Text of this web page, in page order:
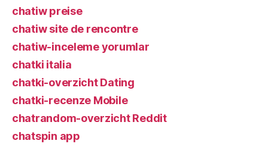
chatiw preise
chatiw site de rencontre
chatiw-inceleme yorumlar
chatki italia
chatki-overzicht Dating
chatki-recenze Mobile
chatrandom-overzicht Reddit
chatspin app